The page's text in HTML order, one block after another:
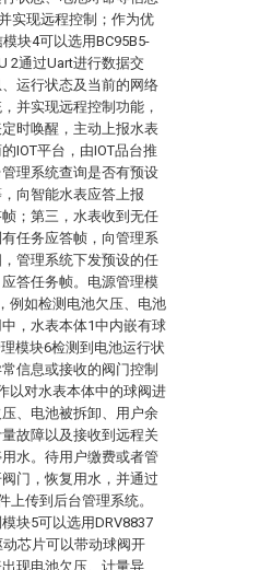
实现远程控制；作为优
块4可以选用BC95B5-
2通过Uart进行数据交
运行状态及当前的网络
并实现远程控制功能，
时唤醒，主动上报水表
IOT平台，由IOT品台推
理系统查询是否有预设
向智能水表应答上报
；第三，水表收到无任
任务应答帧，向管理系
管理系统下发预设的任
答任务帧。电源管理模
例如检测电池欠压、电池
，水表本体1中内嵌有球
模块6检测到电池运行状
信息或接收的阀门控制
以对水表本体中的球阀进
、电池被拆卸、用户余
故障以及接收到远程关
水。待用户缴费或者管
门，恢复用水，并通过
上传到后台管理系统。
块5可以选用DRV8837
芯片可以带动球阀开
现电池欠压、计量异